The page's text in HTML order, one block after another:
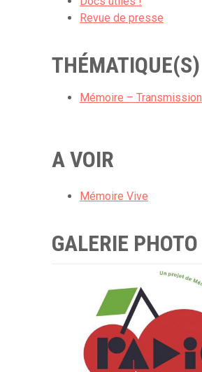
Revue de presse
THÉMATIQUE(S)
Mémoire – Transmission
A VOIR
Mémoire Vive
GALERIE PHOTO